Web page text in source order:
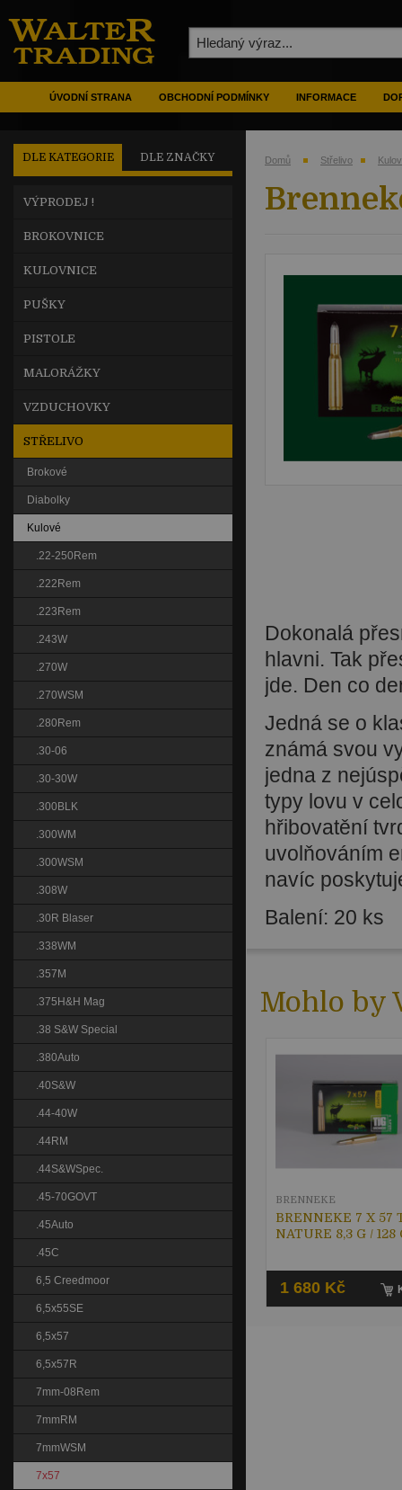
ÚVODNÍ STRANA OBCHODNÍ PODMÍNKY INFORMACE
Domů Střelivo
Dokonalá
hlavni. Tak
jde. Den co
Jedná se o
známá svou
jedna z
typy lovu v
hřibovatění
uvolňováním
navíc
Balení: 20 ks
Mohlo by
BRENNEKE 7 X 57
NATURE 8,3 G / 128
BRENNEKE
1 680 Kč
DLE KATEGORIE DLE ZNAČKY
VÝPRODEJ !
BROKOVNICE
KULOVNICE
PUŠKY
PISTOLE
MALORÁŽKY
VZDUCHOVKY
STŘELIVO
Brokové
Diabolky
Kulové
.22-250Rem
.222Rem
.223Rem
.243W
.270W
.270WSM
.280Rem
.30-06
.30-30W
.300BLK
.300WM
.300WSM
.308W
.30R Blaser
.338WM
.357M
.375H&H Mag
.38 S&W Special
.380Auto
.40S&W
.44-40W
.44RM
.44S&WSpec.
.45-70GOVT
.45Auto
.45C
6,5 Creedmoor
6,5x55SE
6,5x57
6,5x57R
7mm-08Rem
7mmRM
7mmWSM
7x57